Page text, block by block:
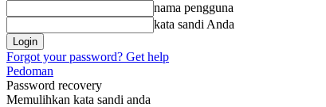
nama pengguna
kata sandi Anda
Forgot your password? Get help
Pedoman
Password recovery
Memulihkan kata sandi anda